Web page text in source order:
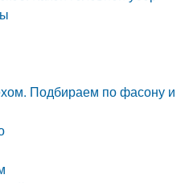
Подбираем по фасону и